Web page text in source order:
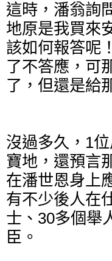
這時，潘翁詢
地原是我買來
該如何報答呢
了不答應，可
了，但還是給
沒過多久，1
寶地，還預言
在潘世恩身上
有不少後人在
士、30多個舉
臣。